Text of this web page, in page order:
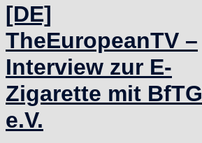
[DE]
TheEuropeanTV –
Interview zur E-
Zigarette mit BfTG
e.V.